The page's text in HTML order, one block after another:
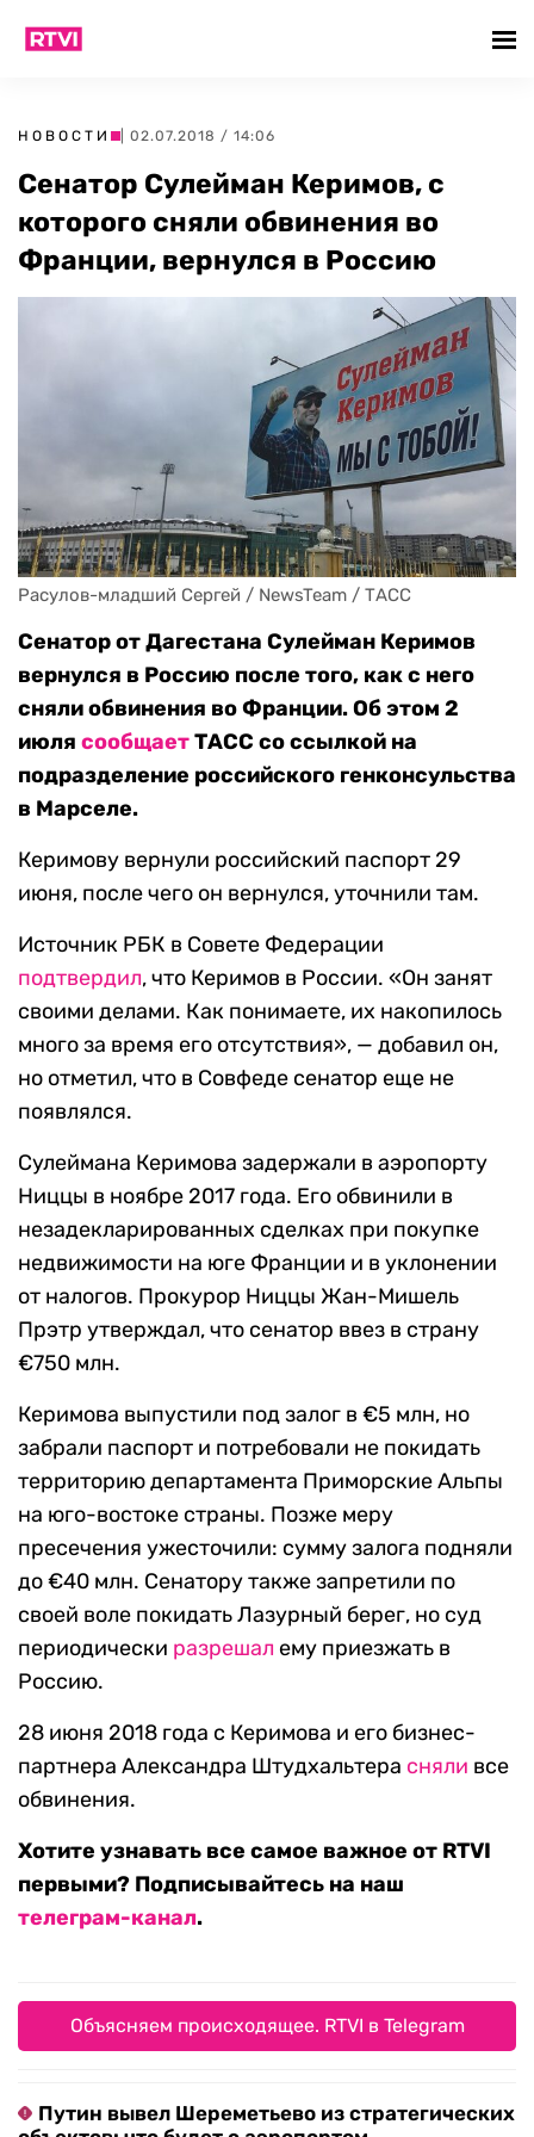
НОВОСТИ | 02.07.2018 / 14:06
Сенатор Сулейман Керимов, с
которого сняли обвинения во
Франции, вернулся в Россию
Расулов-младший Сергей / NewsTeam / ТАСС
Сенатор от Дагестана Сулейман Керимов
вернулся в Россию после того, как с него
сняли обвинения во Франции. Об этом 2
июля сообщаетТАСС со ссылкой на
подразделение российского генконсульства
в Марселе.
Керимову вернули российский паспорт 29
июня, после чего он вернулся, уточнили там.
Источник РБК в Совете Федерации
подтвердил, что Керимов в России. «Он занят
своими делами. Как понимаете, их накопилось
много за время его отсутствия», — добавил он,
но отметил, что в Совфеде сенатор еще не
появлялся.
Сулеймана Керимова задержали в аэропорту
Ниццы в ноябре 2017 года. Его обвинили в
незадекларированных сделках при покупке
недвижимости на юге Франции и в уклонении
от налогов. Прокурор Ниццы Жан-Мишель
Прэтр утверждал, что сенатор ввез в страну
€750 млн.
Керимова выпустили под залог в €5 млн, но
забрали паспорт и потребовали не покидать
территорию департамента Приморские Альпы
на юго-востоке страны. Позже меру
пресечения ужесточили: сумму залога подняли
до €40 млн. Сенатору также запретили по
своей воле покидать Лазурный берег, но суд
периодически разрешал ему приезжать в
Россию.
28 июня 2018 года с Керимова и его бизнес-
партнера Александра Штудхальтера сняли все
обвинения.
Хотите узнавать все самое важное от RTVI
первыми? Подписывайтесь на наш
телеграм-канал.
Объясняем происходящее. RTVI в Telegram
Путин вывел Шереметьево из стратегических